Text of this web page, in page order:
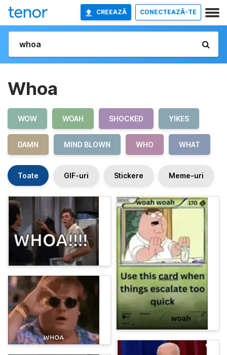
CREEAZĂ CONECTEAZĂ-TE
Whoa
WOW WOAH SHOCKED YIKES
DAMN MIND BLOWN WHO WHAT
Toate GIF-uri Stickere Meme-uri